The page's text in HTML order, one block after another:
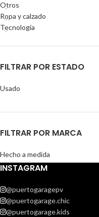
Otros
Ropa y calzado
Tecnología
FILTRAR POR ESTADO
Usado
FILTRAR POR MARCA
Hecho a medida
INSTAGRAM
@puertogaragepv
@puertogarage.chic
@puertogarage.kids